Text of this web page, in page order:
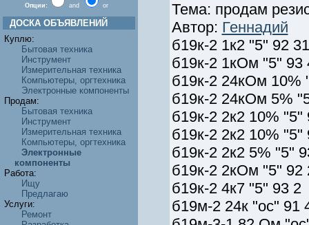
Опции: and or
ДОСКА ОБЪЯВЛЕНИЙ
Куплю:
Бытовая техника
Инструмент
Измерительная техника
Компьютеры, оргтехника
Электронные компоненты
Продам:
Бытовая техника
Инструмент
Измерительная техника
Компьютеры, оргтехника
Электронные
компоненты
Работа:
Ищу
Предлагаю
Услуги:
Ремонт
Тема: продам
Автор: Геннадий
б19к-2 1к2 "5" 92 31
б19к-2 1кОм "5" 93
б19к-2 24кОм 10%
б19к-2 24кОм 5%
б19к-2 2к2 10% "5"
б19к-2 2к2 10% "5"
б19к-2 2к2 5% "5"
б19к-2 2кОм "5" 92
б19к-2 4к7 "5" 93 2
б19м-2 24к "ос" 91